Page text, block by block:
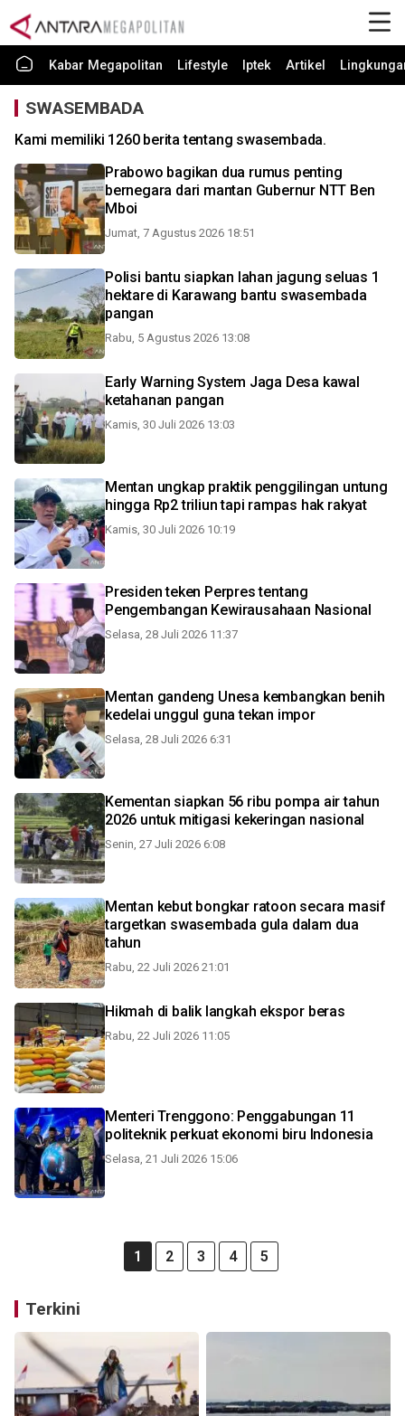
Kabar Megapolitan Lifestyle Iptek Artikel
SWASEMBADA
Kami memiliki 1260 berita tentang swasembada.
Prabowo bagikan dua rumus penting
bernegara dari mantan Gubernur NTT Ben
Mboi
Jumat, 7 Agustus 2026 18:51
Polisi bantu siapkan lahan jagung seluas 1
hektare di Karawang bantu swasembada
pangan
Rabu, 5 Agustus 2026 13:08
Early Warning System Jaga Desa kawal
ketahanan pangan
Kamis, 30 Juli 2026 13:03
Mentan ungkap praktik penggilingan untung
hingga Rp2 triliun tapi rampas hak rakyat
Kamis, 30 Juli 2026 10:19
Presiden teken Perpres tentang
Pengembangan Kewirausahaan Nasional
Selasa, 28 Juli 2026 11:37
Mentan gandeng Unesa kembangkan benih
kedelai unggul guna tekan impor
Selasa, 28 Juli 2026 6:31
Kementan siapkan 56 ribu pompa air tahun
2026 untuk mitigasi kekeringan nasional
Senin, 27 Juli 2026 6:08
Mentan kebut bongkar ratoon secara masif
targetkan swasembada gula dalam dua
tahun
Rabu, 22 Juli 2026 21:01
Hikmah di balik langkah ekspor beras
Rabu, 22 Juli 2026 11:05
Menteri Trenggono: Penggabungan 11
politeknik perkuat ekonomi biru Indonesia
Selasa, 21 Juli 2026 15:06
1 2 3 4 5
Terkini